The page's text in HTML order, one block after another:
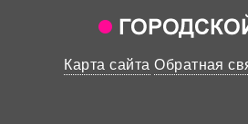
Карта сайта Обратная